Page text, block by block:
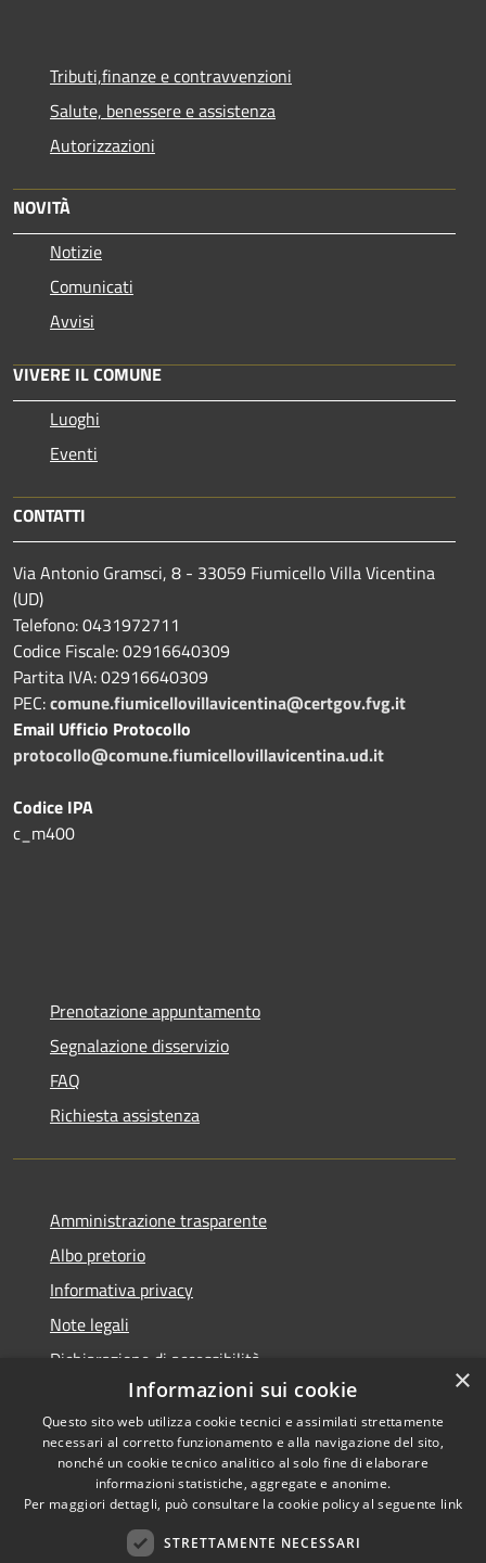
Tributi,finanze e contravvenzioni
Salute, benessere e assistenza
Autorizzazioni
NOVITÀ
Notizie
Comunicati
Avvisi
VIVERE IL COMUNE
Luoghi
Eventi
CONTATTI
Via Antonio Gramsci, 8 - 33059 Fiumicello Villa Vicentina
(UD)
Telefono: 0431972711
Codice Fiscale: 02916640309
Partita IVA: 02916640309
PEC:comune.fiumicellovillavicentina@certgov.fvg.it
Email Ufficio Protocollo
protocollo@comune.fiumicellovillavicentina.ud.it
Codice IPA
c_m400
Prenotazione appuntamento
Segnalazione disservizio
FAQ
Richiesta assistenza
Amministrazione trasparente
Albo pretorio
Informativa privacy
Note legali
Dichiarazione di accessibilità
Accessibilità
Privacy
Copyright ©
Comune di Fiumicello Villa
×
Informazioni sui cookie
Questo sito web utilizza cookie tecnici e assimilati strettamente
necessari al corretto funzionamento e alla navigazione del sito,
nonché un cookie tecnico analitico al solo fine di elaborare
informazioni statistiche, aggregate e anonime.
Per maggiori dettagli, può consultare la cookie policy al seguente link
STRETTAMENTE NECESSARI